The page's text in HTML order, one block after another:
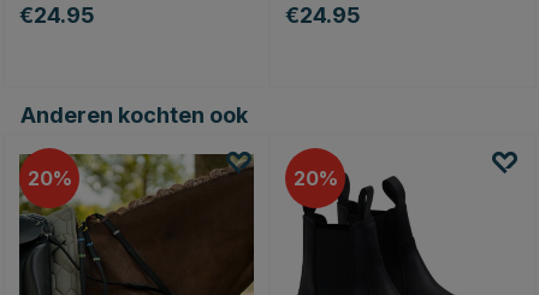
€24.95 €24.95
Anderen kochten ook
20 20